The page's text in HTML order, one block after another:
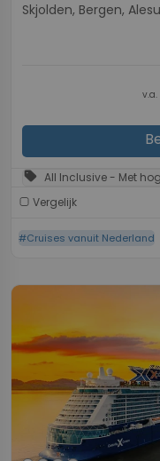
Skjolden, Bergen,
v.a.
sell All Inclusive - Met
Vergelijk
#Cruises vanuit Nederland